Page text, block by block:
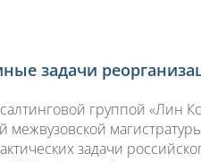
задачи
группой «Лин
задачи